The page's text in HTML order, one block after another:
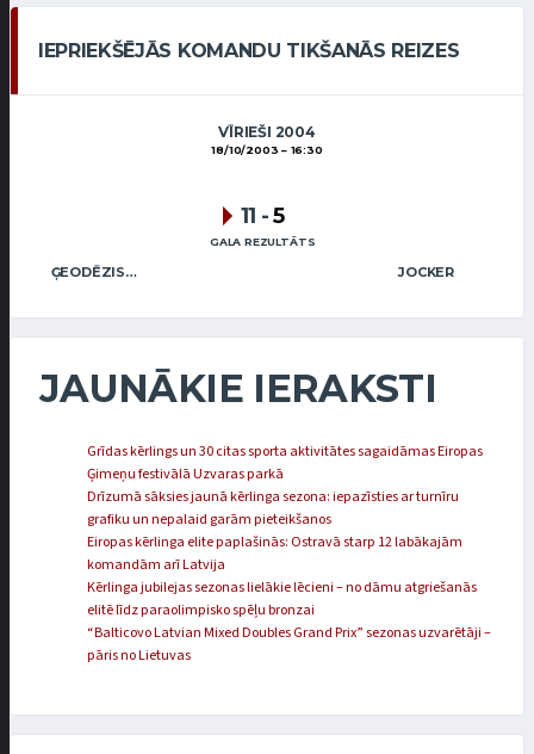
IEPRIEKŠĒJĀS KOMANDU TIKŠANĀS REIZES
VĪRIEŠI 2004
18/10/2003 16:30
ĢEODĒZISTS OC JOCKER
11 -5
GALA REZULTĀTS
JAUNĀKIE IERAKSTI
Grīdas kērlings un 30 citas sporta aktivitātes sagaidāmas Eiropas
Ģimeņu festivālā Uzvaras parkā
Drīzumā sāksies jaunā kērlinga sezona: iepazīsties ar turnīru
grafiku un nepalaid garām pieteikšanos
Eiropas kērlinga elite paplašinās: Ostravā starp 12 labākajām
komandām arī Latvija
Kērlinga jubilejas sezonas lielākie lēcieni – no dāmu atgriešanās
elitē līdz paraolimpisko spēļu bronzai
“Balticovo Latvian Mixed Doubles Grand Prix” sezonas uzvarētāji –
pāris no Lietuvas